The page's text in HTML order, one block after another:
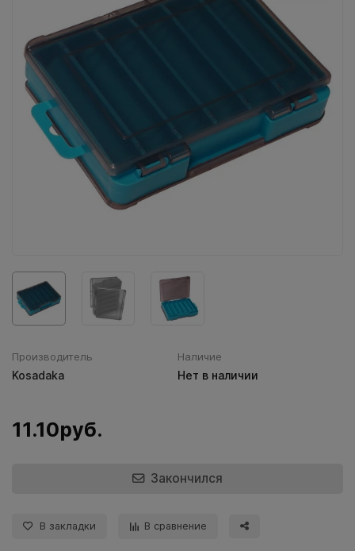
Воблеры IMA
Все категории (9)
Производитель
Kosadaka
Наличие
Нет в наличии
11.10руб.
Закончился
В закладки В сравнение